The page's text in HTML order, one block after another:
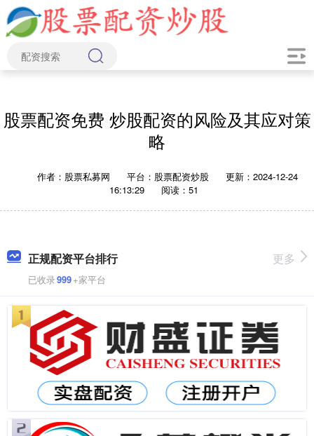
股票配资免费 炒股配资的风险及其应对策
略
作者：股票私募网 平台：股票配资炒股
更新：2024-12-24
16:13:29
阅读：51
正规配资平台排行
已收录999+家平台
更多